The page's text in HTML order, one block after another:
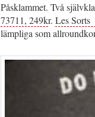
Påsklammet. Två
73711, 249kr. Les Sorts
lämpliga som